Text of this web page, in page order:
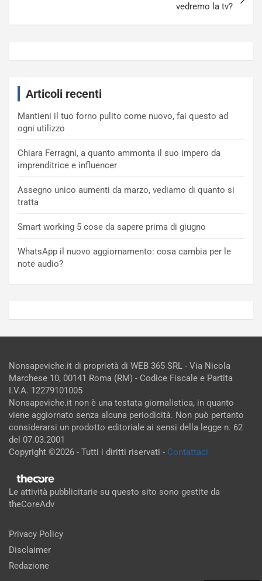
vedremo la tv?
Articoli recenti
Mantieni il tuo forno pulito come nuovo, fai questo ad
ogni utilizzo
Chiara Ferragni, a quanto ammonta il suo impero da
imprenditrice e influencer
Assegno unico aumenti da marzo, vediamo di quanto si
tratta
Smart working 5 cose da sapere prima di giugno
WhatsApp il nuovo aggiornamento: cosa cambia per le
note audio?
Nonsapeviche.it di proprietà di WEB 365 SRL - Via Nicola
Marchese 10, 00141 Roma (RM) - Codice Fiscale e Partita
I.V.A. 12279101005
Nonsapeviche.it non è una testata giornalistica, in quanto
viene aggiornato senza alcuna periodicità. Non può pertanto
considerarsi un prodotto editoriale ai sensi della legge n. 62
del 07.03.2001
Copyright ©2026 - Tutti i diritti riservati - Contattaci
Le attività pubblicitarie su questo sito sono gestite da
theCoreAdv
Privacy Policy
Disclaimer
Redazione